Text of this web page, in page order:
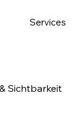
Services
Sichtbarkeit